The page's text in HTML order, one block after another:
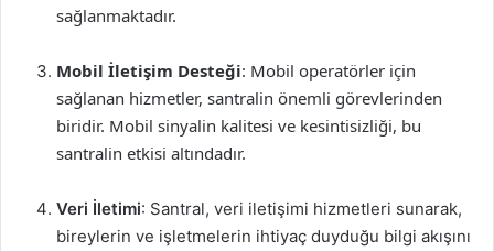
sağlanmaktadır.
Mobil İletişim Desteği: Mobil operatörler için
sağlanan hizmetler, santralin önemli görevlerinden
biridir. Mobil sinyalin kalitesi ve kesintisizliği, bu
santralin etkisi altındadır.
Veri İletimi: Santral, veri iletişimi hizmetleri sunarak,
bireylerin ve işletmelerin ihtiyaç duyduğu bilgi akışını